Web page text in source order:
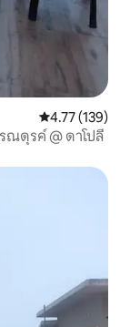
คะแนนเฉลี่ย
4.77 (139)
ณดุรค์ @ ดาโปลี